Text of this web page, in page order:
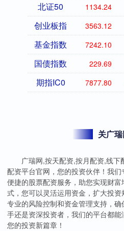
北证50 1134.24
创业板指 3563.12
基金指数 7242.10
国债指数 229.69
期指IC0 7877.80
关广
广瑞网,按天配资,按月配资,线
配资平台官网，您的投资伙伴！我们
便捷的股票配资服务，助您实现财
式，您可以灵活运用资金，扩大投
专业的风险控制和资金管理支持，
手还是资深投资者，我们的平台都
您的投资新篇章！